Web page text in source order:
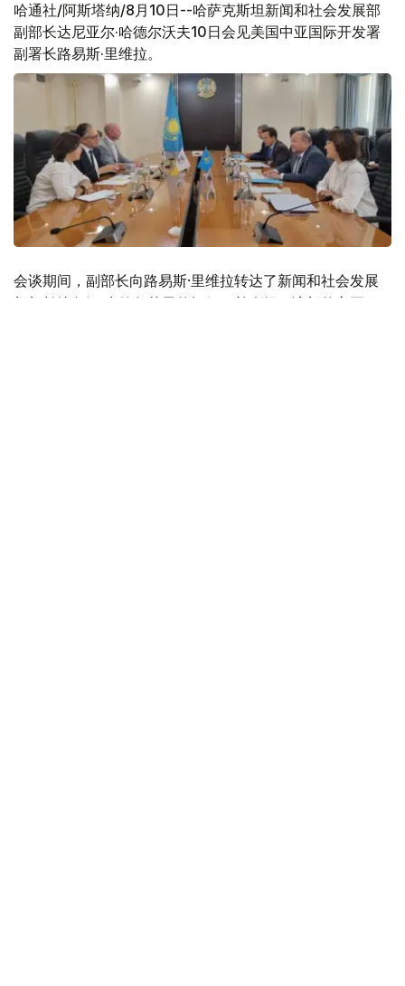
哈通社/阿斯塔纳/8月10日--哈萨克斯坦新闻和社会发展部
副部长达尼亚尔·哈德尔沃夫10日会见美国中亚国际开发署
副署长路易斯·里维拉。
会谈期间，副部长向路易斯·里维拉转达了新闻和社会发展
部部长达尔汗·克德尔艾里的问候，并介绍了该部的主要职